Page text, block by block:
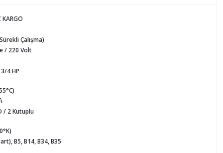
KARGO
Çalışma)
/ 220 Volt
4 HP
/ 2 Kutuplu
B5, B14, B34, B35